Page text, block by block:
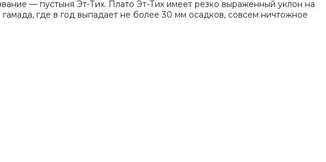
— пустыня Эт-Тих. Плато Эт-Тих имеет резко выраженный уклон на
где в год выпадает не более 30 мм осадков, совсем ничтожное